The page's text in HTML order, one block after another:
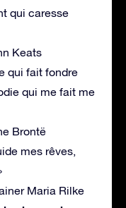
qui caresse
Keats
qui fait fondre
qui me fait me
Brontë
mes rêves,
Maria Rilke